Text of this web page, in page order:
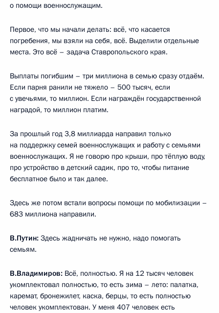
о помощи военнослужащим.
Первое, что мы начали делать: всё, что касается
погребения, мы взяли на себя, всё. Выделили отдельные
места. Это всё – задача Ставропольского края.
Выплаты погибшим – три миллиона в семью сразу отдаём.
Если парня ранили не тяжело – 500 тысяч, если
с увечьями, то миллион. Если награждён государственной
наградой, то миллион платим.
За прошлый год 3,8 миллиарда направил только
на поддержку семей военнослужащих и работу с семьями
военнослужащих. Я не говорю про крыши, про тёплую воду,
про устройство в детский садик, про то, чтобы питание
бесплатное было и так далее.
Здесь же потом встали вопросы помощи по мобилизации –
683 миллиона направили.
В.Путин: Здесь жадничать не нужно, надо помогать
семьям.
В.Владимиров: Всё, полностью. Я на 12 тысяч человек
укомплектовал полностью, то есть зима – лето: палатка,
каремат, бронежилет, каска, берцы, то есть полностью
человек укомплектован. У меня 407 человек есть